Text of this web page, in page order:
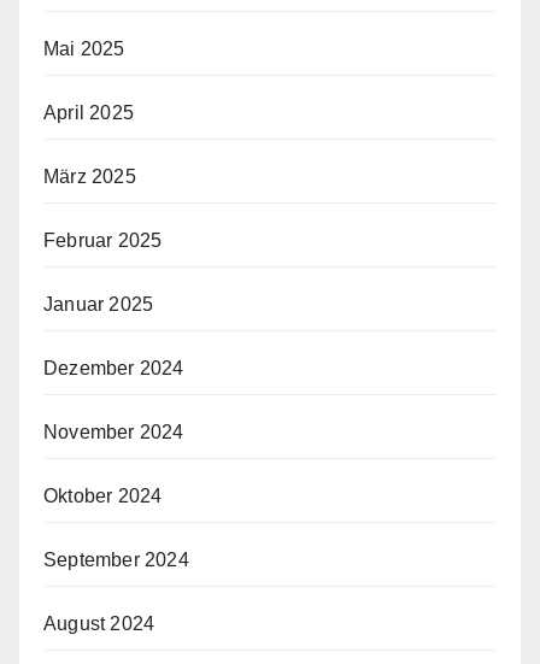
Mai 2025
April 2025
März 2025
Februar 2025
Januar 2025
Dezember 2024
November 2024
Oktober 2024
September 2024
August 2024